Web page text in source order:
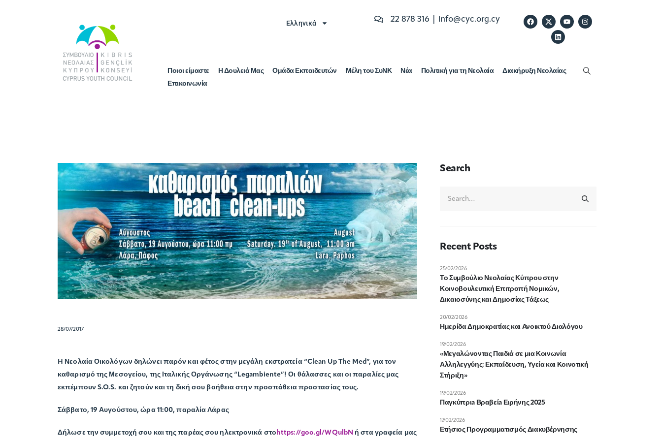
Ελληνικά 22 878 316 | info@cyc.org.cy
Ποιοι είμαστε Η Δουλειά Μας Ομάδα Εκπαιδευτών Μέλη του ΣυΝΚ Νέα Πολιτική για τη Νεολαία
Διακήρυξη Νεολαίας
Επικοινωνία
28/07/2017
H Νεολαία Οικολόγων δηλώνει παρόν και φέτος στην μεγάλη εκστρατεία “Clean Up The Med”, για τον
καθαρισμό της Μεσογείου, της Ιταλικής Οργάνωσης “Legambiente”! Οι θάλασσες και οι παραλίες μας
εκπέμπουν S.O.S. και ζητούν και τη δική σου βοήθεια στην προσπάθεια προστασίας τους.
Σάββατο, 19 Αυγούστου, ώρα 11:00, παραλία Λάρας
Δήλωσε την συμμετοχή σου και της παρέας σου ηλεκτρονικά στο https://goo.gl/WQulbN ή στα γραφεία μας
Search
Recent Posts
Το Συμβούλιο Νεολαίας Κύπρου στην
Κοινοβουλευτική Επιτροπή Νομικών,
Δικαιοσύνης και Δημοσίας Τάξεως
25/02/2026
Ημερίδα Δημοκρατίας και Ανοικτού Διαλόγου
20/02/2026
«Μεγαλώνοντας Παιδιά σε μια Κοινωνία
Αλληλεγγύης: Εκπαίδευση, Υγεία και Κοινοτική
Στήριξη»
19/02/2026
Παγκύπριa Βραβείa Ειρήνης 2025
19/02/2026
Ετήσιος Προγραμματισμός Διακυβέρνησης
17/02/2026